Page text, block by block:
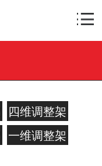
四维调整架
一维调整架